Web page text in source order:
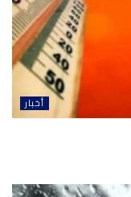
أخبار